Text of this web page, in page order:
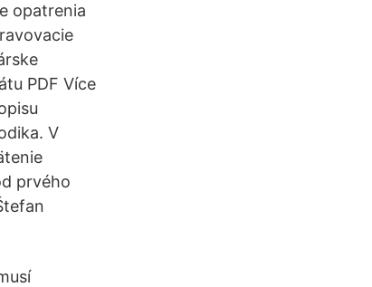
opatrenia
PDF Více
V
prvého